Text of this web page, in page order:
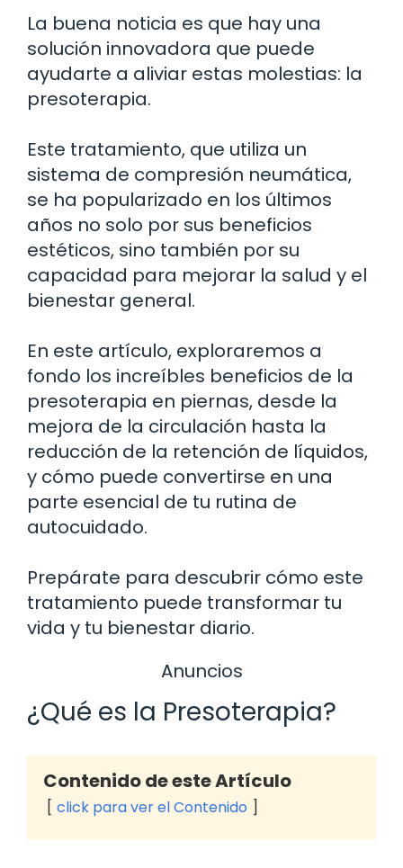
La buena noticia es que hay una
solución innovadora que puede
ayudarte a aliviar estas molestias: la
presoterapia.
Este tratamiento, que utiliza un
sistema de compresión neumática,
se ha popularizado en los últimos
años no solo por sus beneficios
estéticos, sino también por su
capacidad para mejorar la salud y el
bienestar general.
En este artículo, exploraremos a
fondo los increíbles beneficios de la
presoterapia en piernas, desde la
mejora de la circulación hasta la
reducción de la retención de líquidos,
y cómo puede convertirse en una
parte esencial de tu rutina de
autocuidado.
Prepárate para descubrir cómo este
tratamiento puede transformar tu
vida y tu bienestar diario.
Anuncios
¿Qué es la Presoterapia?
Contenido de este Artículo
click para ver el Contenido